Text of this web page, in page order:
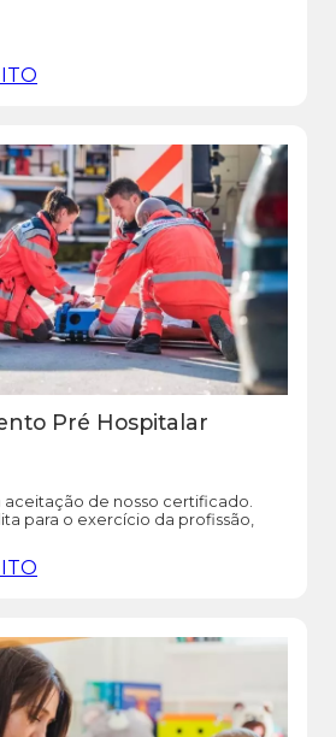
Pré Hospitalar
aceitação de nosso certificado.
para o exercício da profissão,